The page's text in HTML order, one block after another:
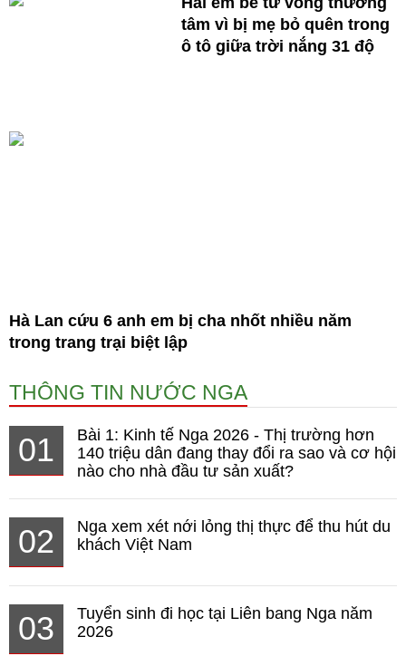
tâm vì bị mẹ bỏ quên trong
ô tô giữa trời nắng 31 độ
Hà Lan cứu 6 anh em bị cha nhốt nhiều năm
trong trang trại biệt lập
THÔNG TIN NƯỚC NGA
01
Bài 1: Kinh tế Nga 2026 - Thị trường hơn
140 triệu dân đang thay đổi ra sao và cơ hội
nào cho nhà đầu tư sản xuất?
02
Nga xem xét nới lỏng thị thực để thu hút du
khách Việt Nam
03
Tuyển sinh đi học tại Liên bang Nga năm
2026